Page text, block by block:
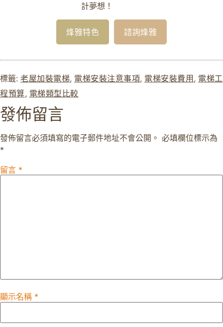
計夢想！
烽雅特色 諮詢烽雅
標籤: 老屋加裝電梯, 電梯安裝注意事項, 電梯安裝費用, 電梯工
程預算, 電梯類型比較
發佈留言
發佈留言必須填寫的電子郵件地址不會公開。 必填欄位標示為
*
留言 *
顯示名稱 *